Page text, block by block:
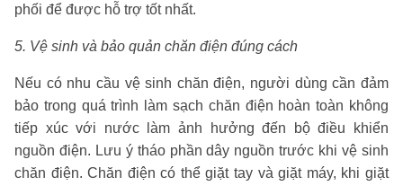
phối để được hỗ trợ tốt nhất.
5. Vệ sinh và bảo quản chăn điện đúng cách
Nếu có nhu cầu vệ sinh chăn điện, người dùng cần đảm
bảo trong quá trình làm sạch chăn điện hoàn toàn không
tiếp xúc với nước làm ảnh hưởng đến bộ điều khiển
nguồn điện. Lưu ý tháo phần dây nguồn trước khi vệ sinh
chăn điện. Chăn điện có thể giặt tay và giặt máy, khi giặt